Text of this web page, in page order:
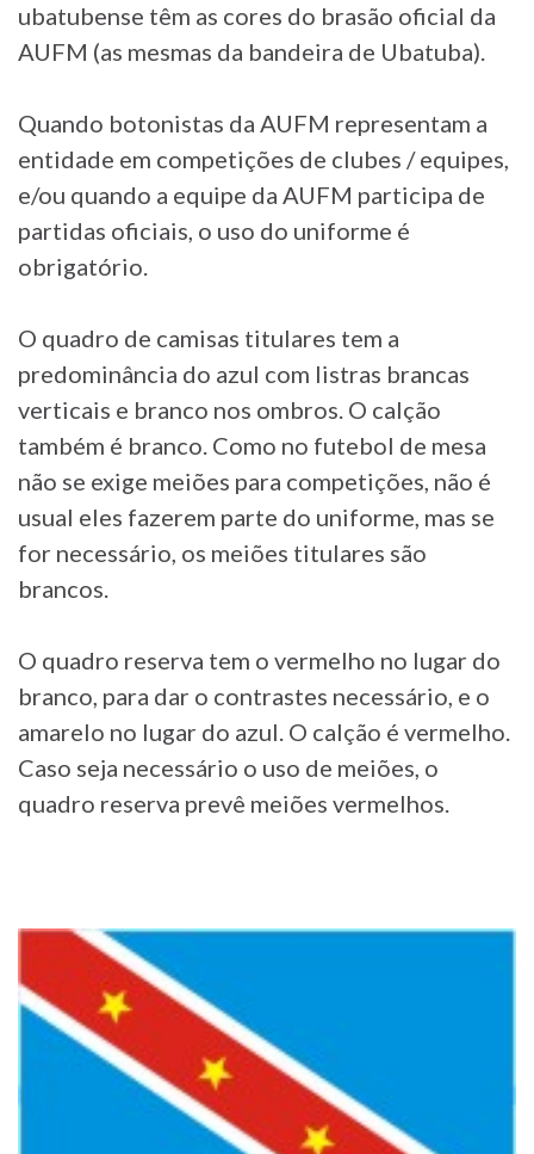
ubatubense têm as cores do brasão oficial da
AUFM (as mesmas da bandeira de Ubatuba).
Quando botonistas da AUFM representam a
entidade em competições de clubes / equipes,
e/ou quando a equipe da AUFM participa de
partidas oficiais, o uso do uniforme é
obrigatório.
O quadro de camisas titulares tem a
predominância do azul com listras brancas
verticais e branco nos ombros. O calção
também é branco. Como no futebol de mesa
não se exige meiões para competições, não é
usual eles fazerem parte do uniforme, mas se
for necessário, os meiões titulares são
brancos.
O quadro reserva tem o vermelho no lugar do
branco, para dar o contrastes necessário, e o
amarelo no lugar do azul. O calção é vermelho.
Caso seja necessário o uso de meiões, o
quadro reserva prevê meiões vermelhos.